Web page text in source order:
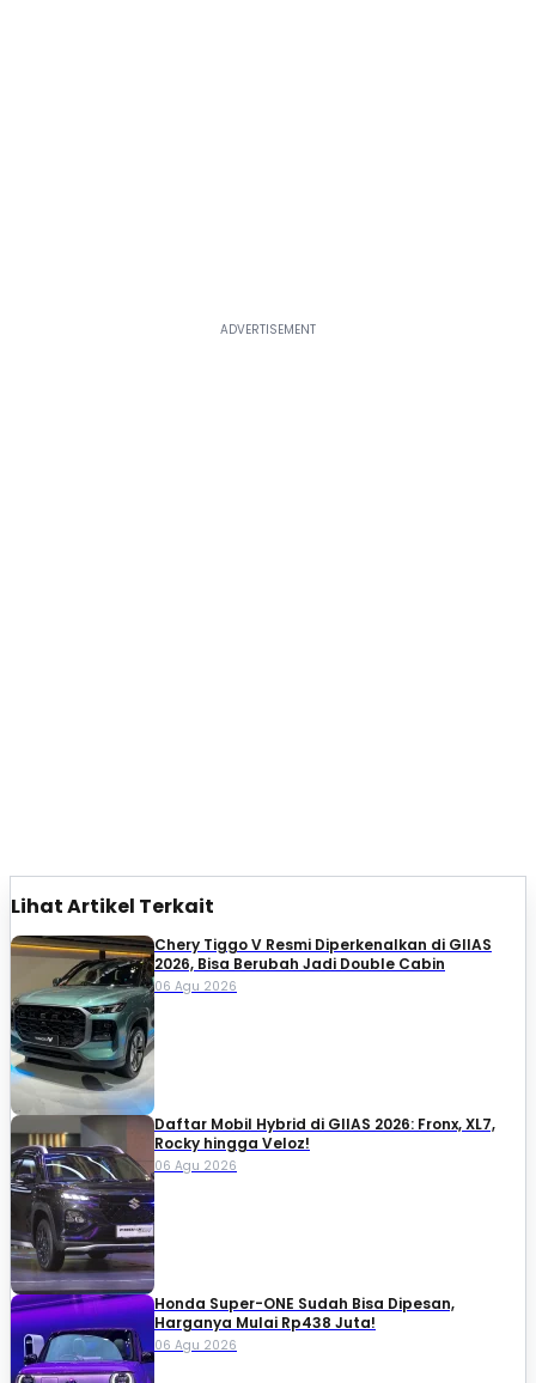
Lihat Artikel Terkait
Chery Tiggo V Resmi Diperkenalkan di GIIAS
2026, Bisa Berubah Jadi Double Cabin
06 Agu 2026
Daftar Mobil Hybrid di GIIAS 2026: Fronx, XL7,
Rocky hingga Veloz!
06 Agu 2026
Honda Super-ONE Sudah Bisa Dipesan,
Harganya Mulai Rp438 Juta!
06 Agu 2026